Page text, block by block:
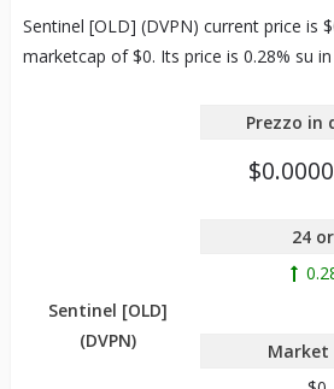
Sentinel [OLD] (DVPN) current price is
marketcap of $0. Its price is 0.28% su
Sentinel [OLD]
(DVPN)
Prezzo in
24
Market